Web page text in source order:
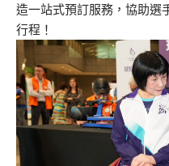
造一站式預訂服務，協助選
行程！